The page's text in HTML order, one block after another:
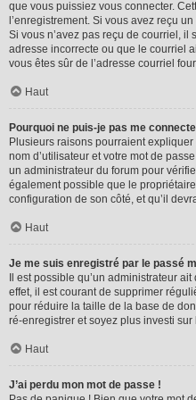
que vous puissiez vous connecter.
l’enregistrement. Si vous avez reçu
Si vous n’avez pas reçu de courriel, il
adresse incorrecte ou que le courriel
vous êtes sûr de l’adresse courriel
Haut
Pourquoi ne puis-je pas me
Plusieurs raisons pourraient
nom d’utilisateur et votre mot de
un administrateur du forum pour
également possible que le
configuration de son côté, et qu’il
Haut
Je me suis enregistré par le passé
Il est possible qu’un administrateur
effet, il est courant de supprimer
pour réduire la taille de la base de
ré-enregistrer et soyez plus investi sur
Haut
J’ai perdu mon mot de passe !